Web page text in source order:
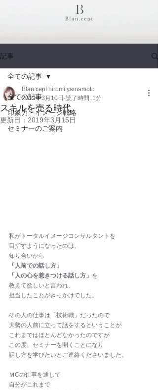
記事
全ての記事
印象力・イメージ戦略
セミナーのご案内
全ての記事
スキルを売る時代
Blan.cept hiromi yamamoto
2019年3月10日 読了時間: 1分
更新日： 2019年3月15日
私がトータルイメージコンサルタントを
目指すようになったのは、
知り合いから
「人前での話し方」
「人の心を惹きつける話し方」 を
教えて欲しいと言われ、
担当したことがきっかけでした。
その人の仕事は「技術職」だったので
大勢の人前に立って話をするということが
これまではほとんどなかったのですが
この度、セミナーを開くことになり
話し方を学びたいとご連絡くださいました。
ＭCの仕事を通して
自分がこれまで